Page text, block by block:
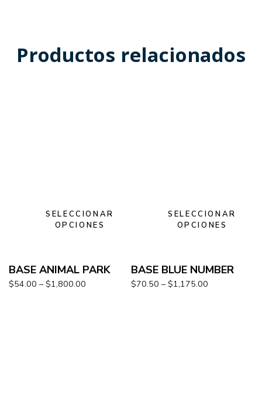
Productos relacionados
SELECCIONAR
OPCIONES
BASE ANIMAL PARK
$54.00 – $1,800.00
SELECCIONAR
OPCIONES
BASE BLUE NUMBER
$70.50 – $1,175.00